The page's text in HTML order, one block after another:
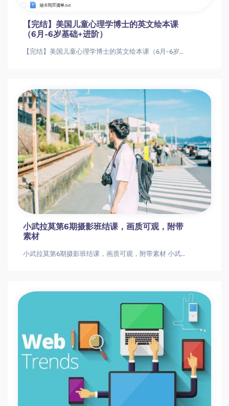
【完结】美国儿童心理学博士的英文绘本课
（6月-6岁基础+进阶）
【完结】美国儿童心理学博士的英文绘本课（6月-6岁基础+进阶）【完结】美国儿童心理学博士的英文绘本课（6月-6岁基础+进阶）
小武拉莫第6期摄影班结课，画质可观，附带
素材
小武拉莫第6期摄影班结课，画质可观，附带素材 小武拉莫第6期摄影班结课，画质可观，附带素材